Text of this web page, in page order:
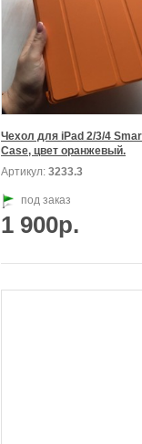
Чехол для iPad 2/3/4
Case, цвет оранжевый.
Артикул: 3233.3
под заказ
1 900р.